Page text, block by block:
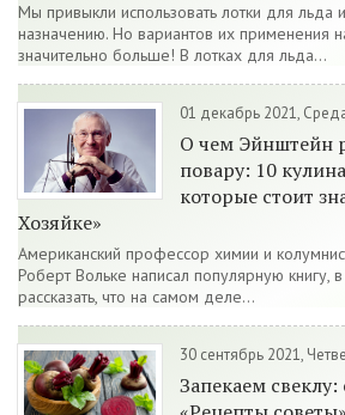
Мы привыкли использовать лотки для льда
назначению. Но вариантов их применения
значительно больше! В лотках для льда...
01 декабрь 2021,
О чем Эйнштейн
повару: 10
которые стоит
Хозяйке»
Американский профессор химии и
Роберт Вольке написал популярную книгу,
рассказать, что на самом деле...
30 сентябрь 2021,
Запекаем